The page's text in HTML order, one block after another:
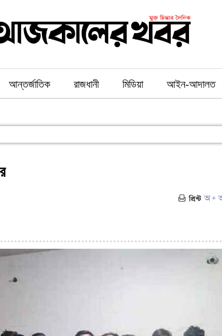
আন্তর্জাতিক রাজধানী মিডিয়া আইন-আদালত